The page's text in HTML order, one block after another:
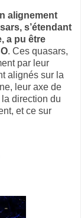
alignement
s’étendant
a pu être
. Ces quasars,
par leur
alignés sur la
leur axe de
direction du
et ce sur